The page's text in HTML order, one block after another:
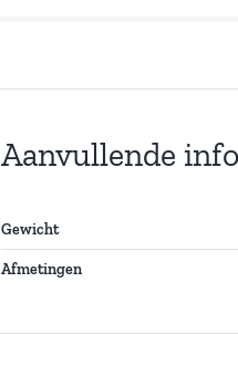
Aanvullende
Gewicht
Afmetingen